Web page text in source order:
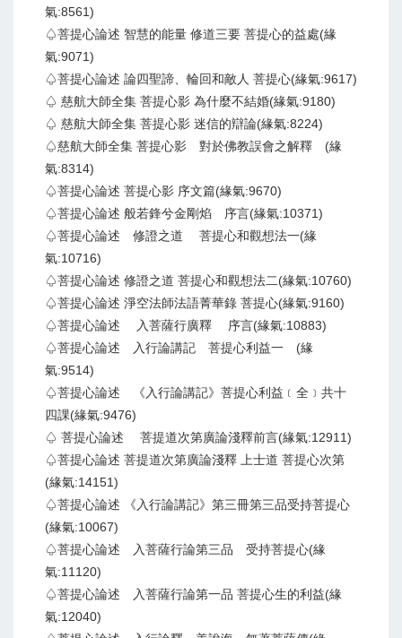
氣:8561)
♤菩提心論述 智慧的能量 修道三要 菩提心的益處(緣
氣:9071)
♤菩提心論述 論四聖諦、輪回和敵人 菩提心(緣氣:9617)
♤ 慈航大師全集 菩提心影 為什麼不結婚(緣氣:9180)
♤ 慈航大師全集 菩提心影 迷信的辯論(緣氣:8224)
♤慈航大師全集 菩提心影 對於佛教誤會之解釋 (緣
氣:8314)
♤菩提心論述 菩提心影 序文篇(緣氣:9670)
♤菩提心論述 般若鋒兮金剛焰 序言(緣氣:10371)
♤菩提心論述 修證之道 菩提心和觀想法一(緣
氣:10716)
♤菩提心論述 修證之道 菩提心和觀想法二(緣氣:10760)
♤菩提心論述 淨空法師法語菁華錄 菩提心(緣氣:9160)
♤菩提心論述 入菩薩行廣釋 序言(緣氣:10883)
♤菩提心論述 入行論講記 菩提心利益一 (緣
氣:9514)
♤菩提心論述 《入行論講記》菩提心利益﹝全﹞共十
四課(緣氣:9476)
♤ 菩提心論述 菩提道次第廣論淺釋前言(緣氣:12911)
♤菩提心論述 菩提道次第廣論淺釋 上士道 菩提心次第
(緣氣:14151)
♤菩提心論述 《入行論講記》第三冊第三品受持菩提心
(緣氣:10067)
♤菩提心論述 入菩薩行論第三品 受持菩提心(緣
氣:11120)
♤菩提心論述 入菩薩行論第一品 菩提心生的利益(緣
氣:12040)